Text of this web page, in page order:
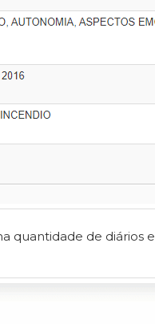
quantidade de diários